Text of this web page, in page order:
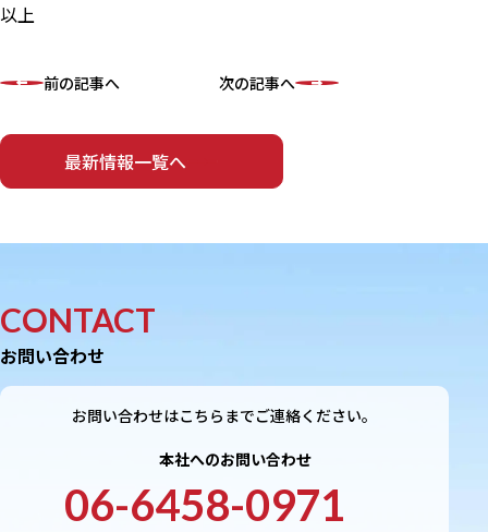
以上
前の記事へ
最新情報一覧へ
次の記事へ
CONTACT
お問い合わせ
お問い合わせはこちらまでご連絡ください。
本社へのお問い合わせ
06-6458-0971